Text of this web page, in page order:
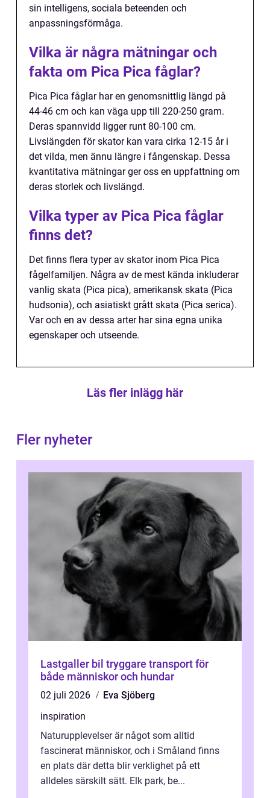
sin intelligens, sociala beteenden och
anpassningsförmåga.
Vilka är några mätningar och
fakta om Pica Pica fåglar?
Pica Pica fåglar har en genomsnittlig längd på
44-46 cm och kan väga upp till 220-250 gram.
Deras spannvidd ligger runt 80-100 cm.
Livslängden för skator kan vara cirka 12-15 år i
det vilda, men ännu längre i fångenskap. Dessa
kvantitativa mätningar ger oss en uppfattning om
deras storlek och livslängd.
Vilka typer av Pica Pica fåglar
finns det?
Det finns flera typer av skator inom Pica Pica
fågelfamiljen. Några av de mest kända inkluderar
vanlig skata (Pica pica), amerikansk skata (Pica
hudsonia), och asiatiskt grått skata (Pica serica).
Var och en av dessa arter har sina egna unika
egenskaper och utseende.
Läs fler inlägg här
Fler nyheter
Lastgaller bil tryggare transport för
både människor och hundar
02 juli 2026
Eva Sjöberg
inspiration
Naturupplevelser är något som alltid
fascinerat människor, och i Småland finns
en plats där detta blir verklighet på ett
alldeles särskilt sätt. Elk park, be...